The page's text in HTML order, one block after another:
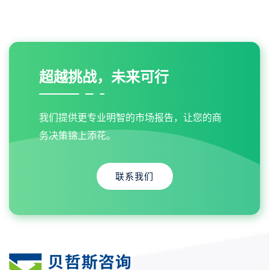
超越挑战，未来可行
我们提供更专业明智的市场报告，让您的商
务决策锦上添花。
联系我们